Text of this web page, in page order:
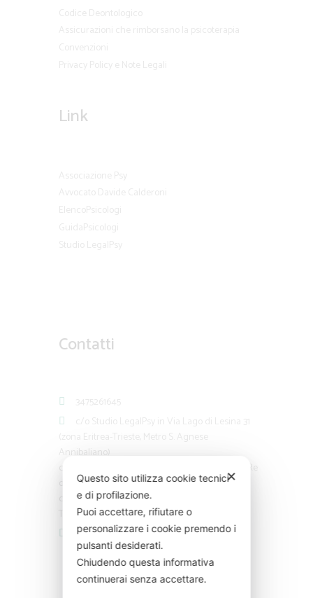
Link
Contatti
(zona Eritrea-Trieste, Metro S. Agnese
Annibaliano)
c/o Associazione Psy via Ardea 27 Roma (zona Re
di Roma)
c/o Studio Medico Via Gioberti, 54 Roma (zona
Termini)
info@carmencapria.com
✕
Questo sito utilizza cookie tecnici
e di profilazione.
Puoi accettare, rifiutare o
personalizzare i cookie premendo i
pulsanti desiderati.
Chiudendo questa informativa
continuerai senza accettare.